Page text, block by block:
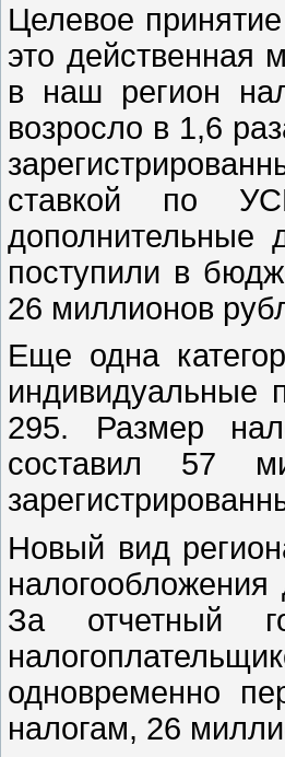
Целевое
это действенная
в наш регион
возросло в 1,6
ставкой по
дополнительные
поступили в
26 миллионов
Еще одна
295. Размер
составил 57
Новый вид
налогообложения
За отчетный
одновременно
налогам, 26